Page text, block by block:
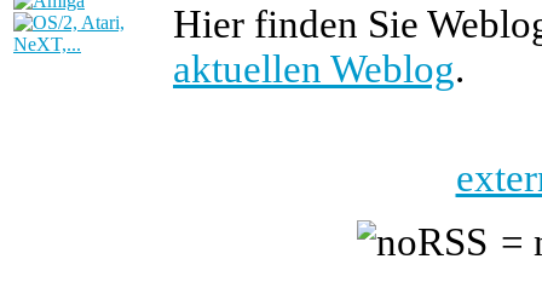
Hier finden Sie
aktuellen Weblog.
=